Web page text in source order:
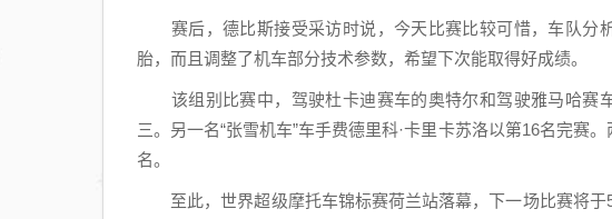
赛后，德比斯接受采访时说，今天比赛比较可惜，车队分
胎，而且调整了机车部分技术参数，希望下次能取得好成绩。
该组别比赛中，驾驶杜卡迪赛车的奥特尔和驾驶雅马哈赛
三。另一名“张雪机车”车手费德里科·卡里卡苏洛以第16名完赛
名。
至此，世界超级摩托车锦标赛荷兰站落幕，下一场比赛将于